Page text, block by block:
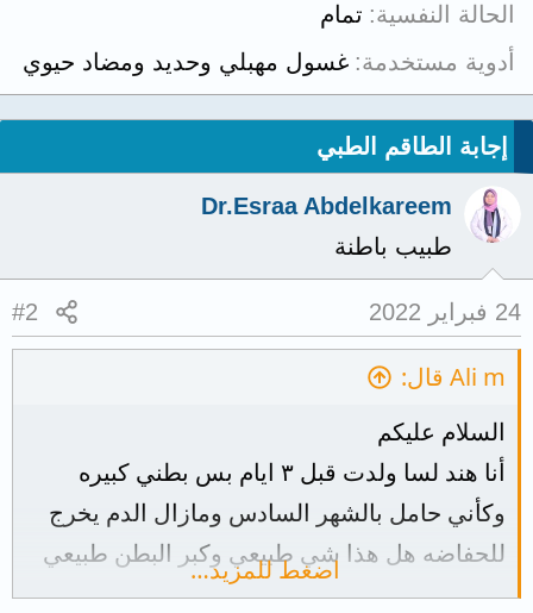
الحالة النفسية تمام
أدوية مستخدمة غسول مهبلي وحديد ومضاد حيوي
إجابة الطاقم الطبي
Dr.Esraa Abdelkareem
طبيب باطنة
24 فبراير 2022 #2
Ali m قال:
السلام عليكم
أنا هند لسا ولدت قبل ٣ ايام بس بطني كبيره
وكأني حامل بالشهر السادس ومازال الدم يخرج
للحفاضه هل هذا شي طبيعي وكبر البطن طبيعي
وايش استخدم من علاج علما انو حصلي توسعه
اضغط للمزيد…